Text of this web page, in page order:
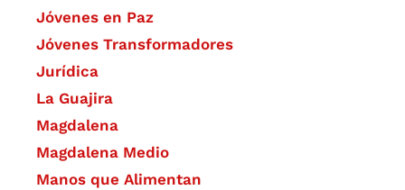
Jóvenes en Paz
Jóvenes Transformadores
Jurídica
La Guajira
Magdalena
Magdalena Medio
Manos que Alimentan